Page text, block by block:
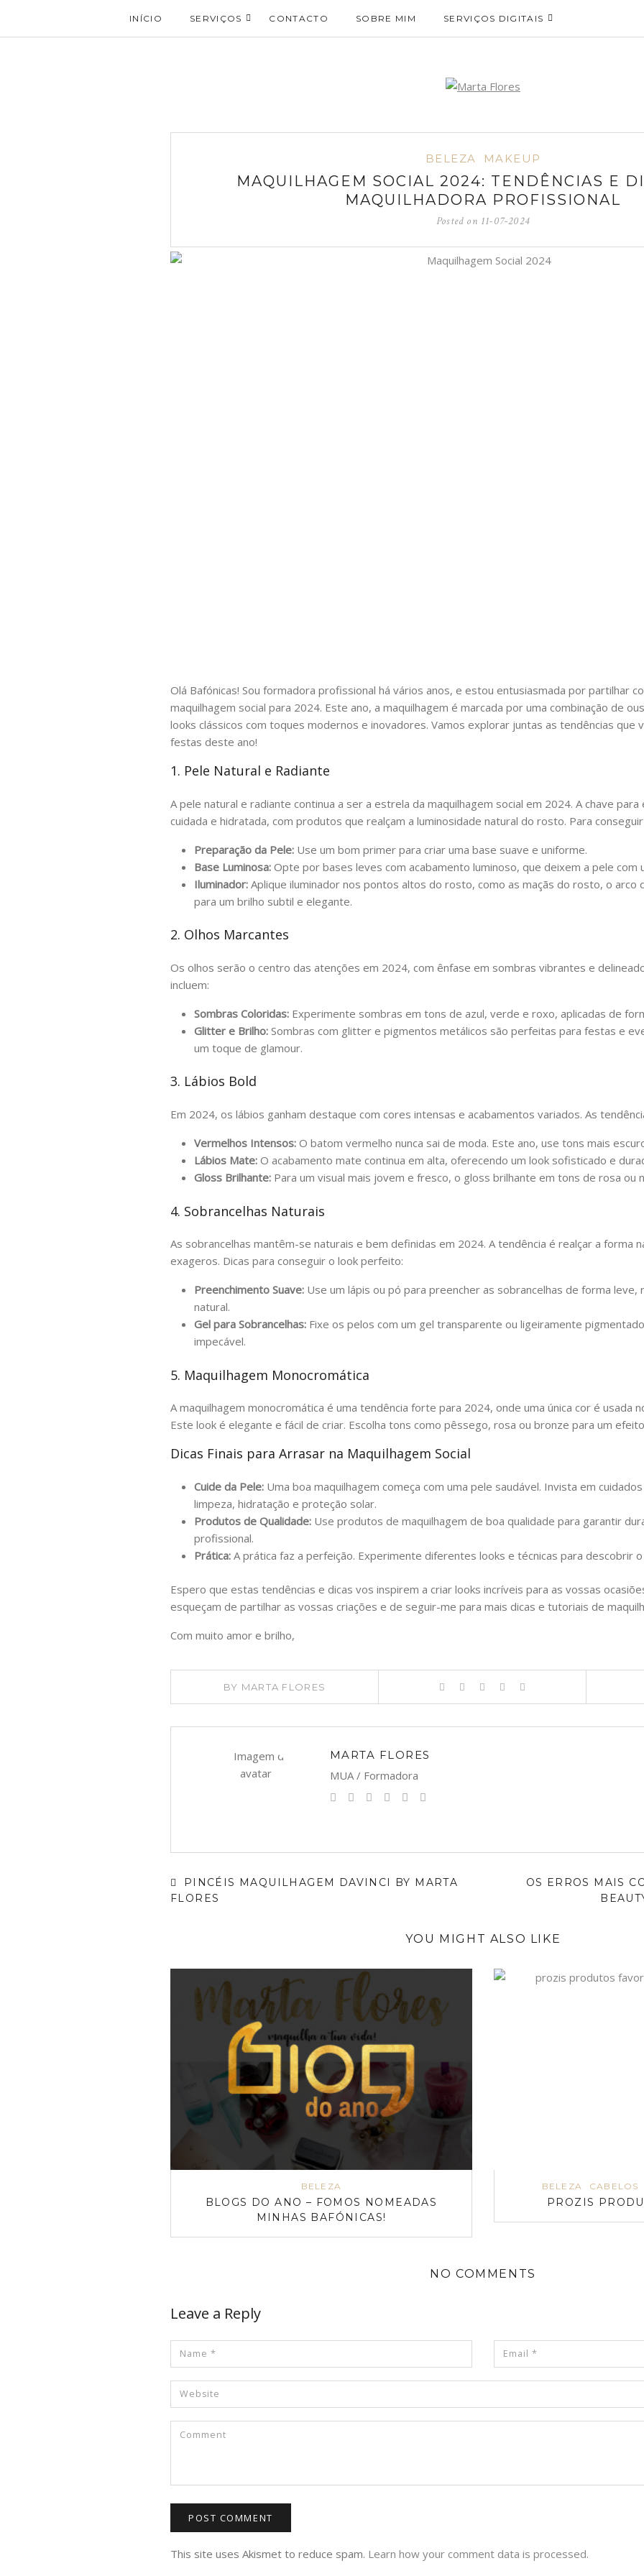
INÍCIO SERVIÇOS CONTACTO SOBRE MIM SERVIÇOS DIGITAIS
BELEZA MAKEUP
MAQUILHAGEM SOCIAL 2024: TENDÊNCIAS E
MAQUILHADORA PROFISSIONAL
Posted on 11-07-2024
Olá Bafónicas! Sou formadora profissional há vários anos, e estou entusiasmada por partilhar
maquilhagem social para 2024. Este ano, a maquilhagem é marcada por uma combinação de
looks clássicos com toques modernos e inovadores. Vamos explorar juntas as tendências que
festas deste ano!
1. Pele Natural e Radiante
A pele natural e radiante continua a ser a estrela da maquilhagem social em 2024. A chave
cuidada e hidratada, com produtos que realçam a luminosidade natural do rosto. Para
Preparação da Pele: Use um bom primer para criar uma base suave e uniforme.
Base Luminosa: Opte por bases leves com acabamento luminoso, que deixem a pele com
Iluminador: Aplique iluminador nos pontos altos do rosto, como as maçãs do rosto, o arco
para um brilho subtil e elegante.
2. Olhos Marcantes
Os olhos serão o centro das atenções em 2024, com ênfase em sombras vibrantes e
incluem:
Sombras Coloridas: Experimente sombras em tons de azul, verde e roxo, aplicadas de
Glitter e Brilho: Sombras com glitter e pigmentos metálicos são perfeitas para festas e
um toque de glamour.
3. Lábios Bold
Em 2024, os lábios ganham destaque com cores intensas e acabamentos variados. As
Vermelhos Intensos: O batom vermelho nunca sai de moda. Este ano, use tons mais
Lábios Mate: O acabamento mate continua em alta, oferecendo um look sofisticado e
Gloss Brilhante: Para um visual mais jovem e fresco, o gloss brilhante em tons de rosa ou
4. Sobrancelhas Naturais
As sobrancelhas mantêm-se naturais e bem definidas em 2024. A tendência é realçar a forma
exageros. Dicas para conseguir o look perfeito:
Preenchimento Suave: Use um lápis ou pó para preencher as sobrancelhas de forma
natural.
Gel para Sobrancelhas: Fixe os pelos com um gel transparente ou ligeiramente
impecável.
5. Maquilhagem Monocromática
A maquilhagem monocromática é uma tendência forte para 2024, onde uma única cor é usada
Este look é elegante e fácil de criar. Escolha tons como pêssego, rosa ou bronze para um
Dicas Finais para Arrasar na Maquilhagem Social
Cuide da Pele: Uma boa maquilhagem começa com uma pele saudável. Invista em
limpeza, hidratação e proteção solar.
Produtos de Qualidade: Use produtos de maquilhagem de boa qualidade para garantir
profissional.
Prática: A prática faz a perfeição. Experimente diferentes looks e técnicas para descobrir
Espero que estas tendências e dicas vos inspirem a criar looks incríveis para as vossas
esqueçam de partilhar as vossas criações e de seguir-me para mais dicas e tutoriais de
Com muito amor e brilho,
BY MARTA FLORES
MARTA FLORES
MUA / Formadora
PINCÉIS MAQUILHAGEM DAVINCI BY MARTA
FLORES
OS ERROS MAIS
YOU MIGHT ALSO LIKE
BELEZA
BLOGS DO ANO – FOMOS NOMEADAS
MINHAS BAFÓNICAS!
BELEZA CABELOS
PROZIS
NO COMMENTS
Leave a Reply
This site uses Akismet to reduce spam. Learn how your comment data is processed.